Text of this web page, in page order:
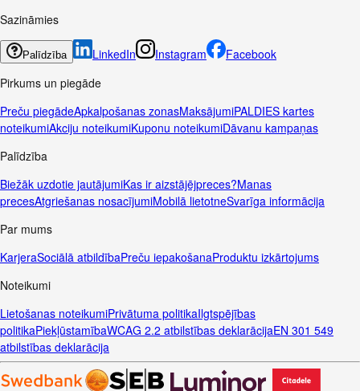
Sazināmies
Palīdzība LinkedIn Instagram
Facebook
Pirkums un piegāde
Preču piegādeApkalpošanas zonasMaksājumiPALDIES kartes
noteikumiAkciju noteikumiKuponu noteikumiDāvanu kampaņas
Palīdzība
Biežāk uzdotie jautājumiKas ir aizstājējpreces?Manas
precesAtgriešanas nosacījumiMobilā lietotneSvarīga informācija
Par mums
KarjeraSociālā atbildībaPreču iepakošanaProduktu izkārtojums
Noteikumi
Lietošanas noteikumiPrivātuma politikaIlgtspējības
politikaPiekļūstamībaWCAG 2.2 atbilstības deklarācijaEN 301 549
atbilstības deklarācija